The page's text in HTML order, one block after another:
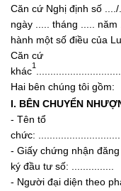
Căn cứ Nghị định số
ngày ..... tháng .....
hành một số điều của
Căn cứ
khác
1
Hai bên chúng tôi gồm:
I. BÊN CHUYỂN
- Tên tổ
chức:
- Giấy chứng nhận
ký đầu tư số: ...............
- Người đại diện theo